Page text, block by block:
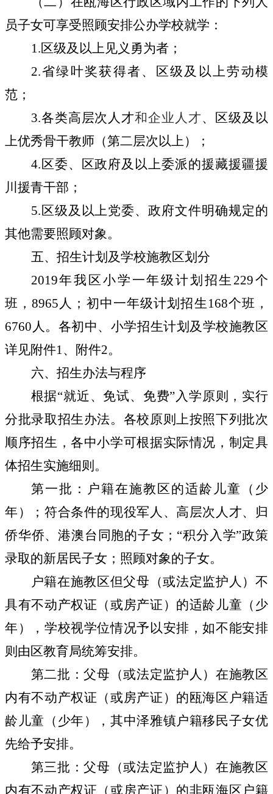
员子女可享受照顾安排公办学校就学：
1.区级及以上见义勇为者；
2.省绿叶奖获得者、区级及以上劳动模
范；
3.各类高层次人才和企业人才、区级及以
上优秀骨干教师（第二层次以上）；
4.区委、区政府及以上委派的援藏援疆援
川援青干部；
5.区级及以上党委、政府文件明确规定的
其他需要照顾对象。
五、招生计划及学校施教区划分
2019年我区小学一年级计划招生 229个
班，8965 人；初中一年级计划招生 168个班，
6760 人。各初中、小学招生计划及学校施教区
详见附件1、附件2。
六、招生办法与程序
根据“就近、免试、免费”入学原则，实行
分批录取招生办法。各校原则上按照下列批次
顺序招生，各中小学可根据实际情况，制定具
体招生实施细则。
第一批： 户籍在施教区的适龄儿童（少
年）；符合条件的现役军人、高层次人才、归
侨华侨、港澳台同胞的子女； “积分入学”政策
录取的新居民子女；照顾对象的子女。
户籍在施教区但父母（或法定监护人）不
具有不动产权证（或房产证）的适龄儿童（少
年），学校视学位情况予以安排，如不能安排
则由区教育局统筹安排。
第二批：父母（或法定监护人）在施教区
内有不动产权证（或房产证）的瓯海区户籍适
龄儿童（少年），其中泽雅镇户籍移民子女优
先给予安排。
第三批：父母（或法定监护人）在施教区
内有不动产权证（或房产证）的非瓯海区户籍